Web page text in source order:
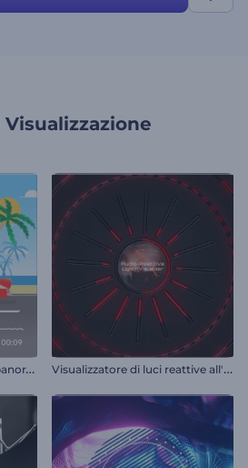
Visualizzazione
V
isualizzatore di percorsi panoramici V
isualizzatore di luci reattive all'audio